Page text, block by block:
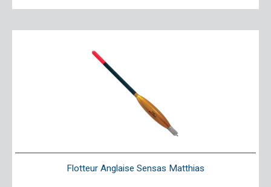
Flotteur Anglaise Sensas Matthias